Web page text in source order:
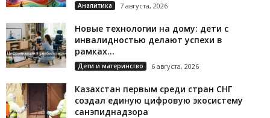
Аналитика 7 августа, 2026
Новые технологии на дому: дети с
инвалидностью делают успехи в
рамках...
Дети и материнство 6 августа, 2026
Казахстан первым среди стран СНГ
создал единую цифровую экосистему
санэпиднадзора